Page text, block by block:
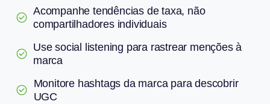
Acompanhe tendências de taxa, não
compartilhadores individuais
Use social listening para rastrear menções à
marca
Monitore hashtags da marca para descobrir
UGC